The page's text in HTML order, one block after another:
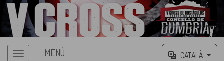
MENÚ CATALÀ